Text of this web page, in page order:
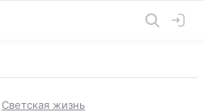
Светская жизнь